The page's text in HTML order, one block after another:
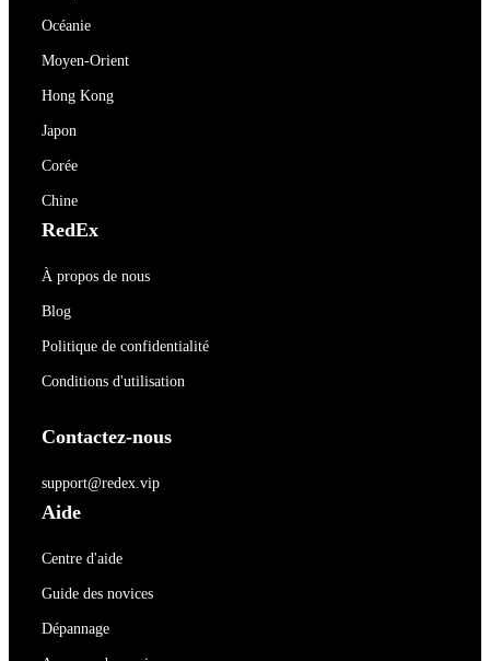
Océanie
Moyen-Orient
Hong Kong
Japon
Corée
Chine
RedEx
À propos de nous
Blog
Politique de confidentialité
Conditions d'utilisation
Contactez-nous
support@redex.vip
Aide
Centre d'aide
Guide des novices
Dépannage